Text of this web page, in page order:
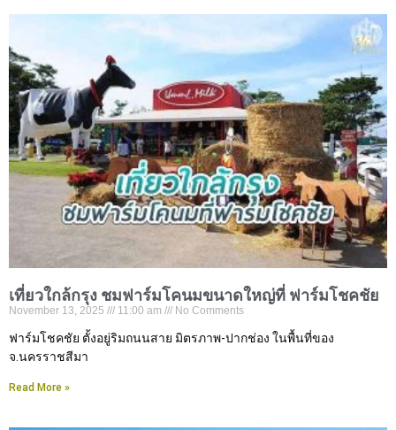
เที่ยวใกล้กรุง ชมฟาร์มโคนมขนาดใหญ่ที่ ฟาร์มโชคชัย
November 13, 2025 11:00 am No Comments
ฟาร์มโชคชัย ตั้งอยู่ริมถนนสาย มิตรภาพ-ปากช่อง ในพื้นที่ของ
จ.นครราชสีมา
Read More »